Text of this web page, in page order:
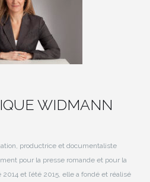
WIDMANN
productrice et documentaliste
pour la presse romande et pour la
et l’été 2015, elle a fondé et réalisé